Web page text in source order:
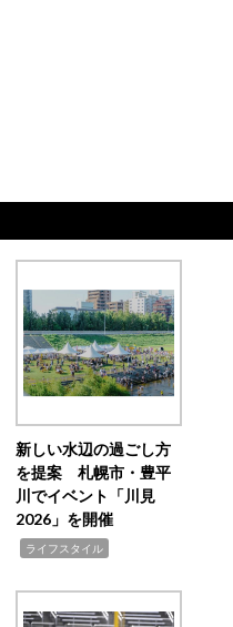
新しい水辺の過ごし方
を提案 札幌市・豊平
川でイベント「川見
2026」を開催
ライフスタイル